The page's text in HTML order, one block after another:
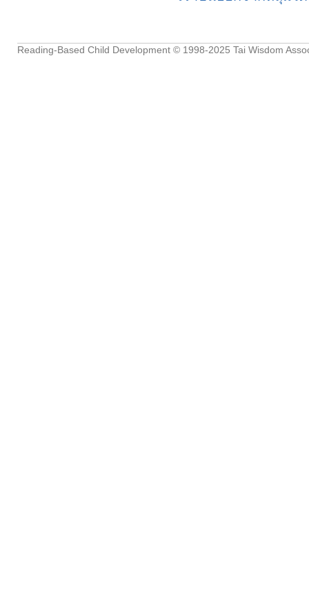
Reading-Based Child Development © 1998-2025 Tai Wisdom